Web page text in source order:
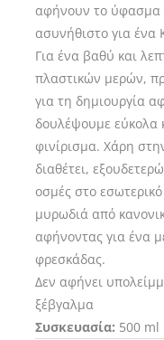
αφήνουν το ύφασμα
ασυνήθιστο για ένα
Για ένα βαθύ και
πλαστικών μερών,
για τη δημιουργία
δουλέψουμε εύκολα
φινίρισμα. Χάρη
διαθέτει,
οσμές στο
μυρωδιά από
αφήνοντας για ένα
φρεσκάδας.
Δεν αφήνει
ξέβγαλμα
Συσκευασία: 500 ml